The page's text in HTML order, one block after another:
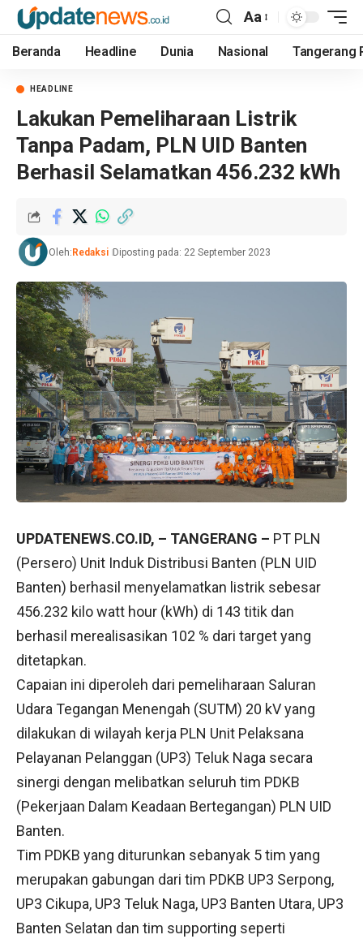
Aa
Beranda Headline Dunia Nasional Tangerang
HEADLINE
Lakukan Pemeliharaan Listrik
Tanpa Padam, PLN UID Banten
Berhasil Selamatkan 456.232 kWh
Oleh: Redaksi Diposting pada: 22 September 2023
UPDATENEWS.CO.ID, – TANGERANG – PT PLN
(Persero) Unit Induk Distribusi Banten (PLN UID
Banten) berhasil menyelamatkan listrik sebesar
456.232 kilo watt hour (kWh) di 143 titik dan
berhasil merealisasikan 102 % dari target yang
ditetapkan.
Capaian ini diperoleh dari pemeliharaan Saluran
Udara Tegangan Menengah (SUTM) 20 kV yang
dilakukan di wilayah kerja PLN Unit Pelaksana
Pelayanan Pelanggan (UP3) Teluk Naga secara
sinergi dengan melibatkan seluruh tim PDKB
(Pekerjaan Dalam Keadaan Bertegangan) PLN UID
Banten.
Tim PDKB yang diturunkan sebanyak 5 tim yang
merupakan gabungan dari tim PDKB UP3 Serpong,
UP3 Cikupa, UP3 Teluk Naga, UP3 Banten Utara, UP3
Banten Selatan dan tim supporting seperti